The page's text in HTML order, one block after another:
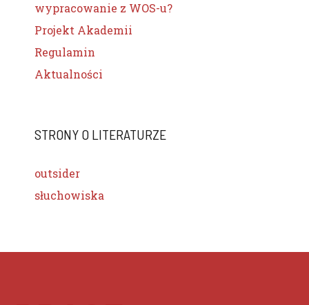
wypracowanie z WOS-u?
Projekt Akademii
Regulamin
Aktualności
STRONY O LITERATURZE
outsider
słuchowiska